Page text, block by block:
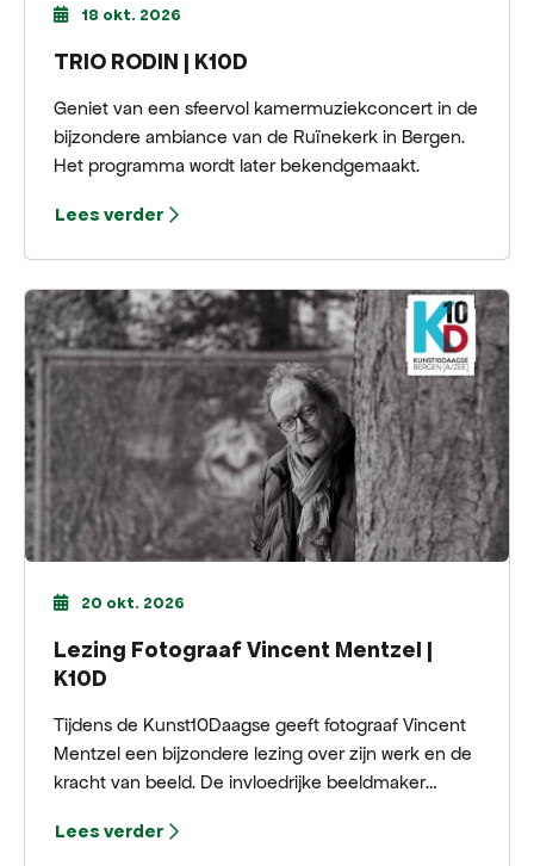
18 okt. 2026
TRIO RODIN | K10D
Geniet van een sfeervol kamermuziekconcert in de
bijzondere ambiance van de Ruïnekerk in Bergen.
Het programma wordt later bekendgemaakt.
Lees verder
20 okt. 2026
Lezing Fotograaf Vincent Mentzel |
K10D
Tijdens de Kunst10Daagse geeft fotograaf Vincent
Mentzel een bijzondere lezing over zijn werk en de
kracht van beeld. De invloedrijke beeldmaker
iconische foto’s, persoonlijke verhalen en
Lees verder